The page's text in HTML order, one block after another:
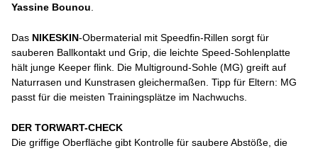
Yassine Bounou
Das NIKESKIN-Obermaterial mit Speedfin-Rillen sorgt für
sauberen Ballkontakt und Grip, die leichte Speed-Sohlenplatte
hält junge Keeper flink. Die Multiground-Sohle (MG) greift auf
Naturrasen und Kunstrasen gleichermaßen. Tipp für Eltern: MG
passt für die meisten Trainingsplätze im Nachwuchs.
DER TORWART-CHECK
Die griffige Oberfläche gibt Kontrolle für saubere Abstöße, die